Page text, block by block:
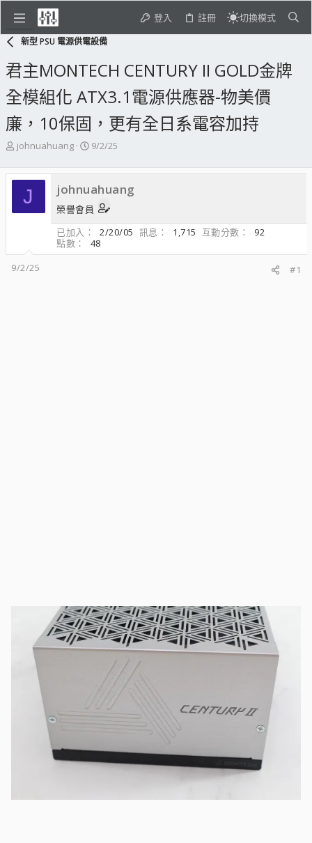
登入 註冊 切換模式
新型 PSU 電源供電設備
君主MONTECH CENTURY II GOLD金牌
全模組化 ATX3.1電源供應器-物美價
廉，10保固，更有全日系電容加持
主
發
人
johnuahuang
開
日
期
9/2/25
J johnuahuang
榮譽會員
已加入
2/20/05 訊息 1,715 互動分數
92
點數
48
9/2/25
#1